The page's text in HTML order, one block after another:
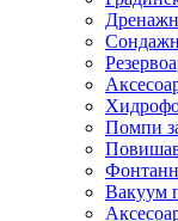
Помпи
Вакуум